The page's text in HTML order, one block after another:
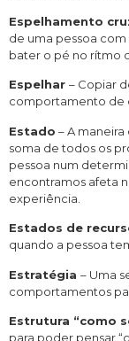
Espelhamento
de uma pessoa
bater o pé no rítmo
Espelhar – Copiar
comportamento de
Estado – A
soma de todos os
pessoa num
encontramos afeta
experiência.
Estados de
quando a pessoa
Estratégia – Uma
comportamentos
Estrutura “como
para poder pensar